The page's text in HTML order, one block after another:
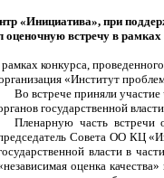
«Инициатива», при
оценочную встречу в
конкурса,
«Институт
Во встрече приняли
государственной
Пленарную часть встречи
Совета ОО КЦ
власти в
оценка